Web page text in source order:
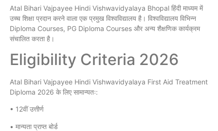
Atal Bihari Vajpayee Hindi Vishwavidyalaya Bhopal हिंदी माध्यम में
उच्च शिक्षा प्रदान करने वाला एक प्रमुख विश्वविद्यालय है। विश्वविद्यालय विभिन्न
Diploma Courses, PG Diploma Courses और अन्य शैक्षणिक कार्यक्रम
संचालित करता है।
Eligibility Criteria 2026
Atal Bihari Vajpayee Hindi Vishwavidyalaya First Aid Treatment
Diploma 2026 के लिए सामान्यतः:
• 12वीं उत्तीर्ण
• मान्यता प्राप्त बोर्ड